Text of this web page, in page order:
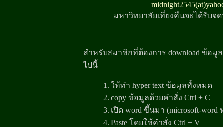
มหาวิทยาลัยเที่ยงคืนจะได้รับจ
สำหรับสมาชิกที่ต้องการ download ข้อมู
ไปนี้
1. ให้ทำ hyper text ข้อมูลทั้งหมด
2. copy ข้อมูลด้วยคำสั่ง Ctrl + C
3. เปิด word ขึ้นมา (microsoft-word
4. Paste โดยใช้คำสั่ง Ctrl + V